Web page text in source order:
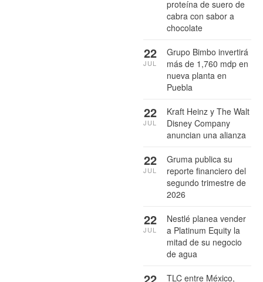
proteína de suero de
cabra con sabor a
chocolate
Grupo Bimbo invertirá
más de 1,760 mdp en
nueva planta en
Puebla
22
JUL
Kraft Heinz y The Walt
Disney Company
anuncian una alianza
22
JUL
Gruma publica su
reporte financiero del
segundo trimestre de
2026
22
JUL
Nestlé planea vender
a Platinum Equity la
mitad de su negocio
de agua
22
JUL
TLC entre México,